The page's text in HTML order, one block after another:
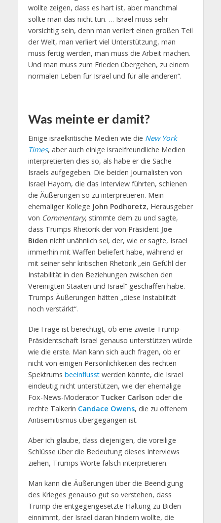
wollte zeigen, dass es hart ist, aber manchmal
sollte man das nicht tun. … Israel muss sehr
vorsichtig sein, denn man verliert einen großen Teil
der Welt, man verliert viel Unterstützung, man
muss fertig werden, man muss die Arbeit machen.
Und man muss zum Frieden übergehen, zu einem
normalen Leben für Israel und für alle anderen“.
Was meinte er damit?
Einige israelkritische Medien wie die New York
Times, aber auch einige israelfreundliche Medien
interpretierten dies so, als habe er die Sache
Israels aufgegeben. Die beiden Journalisten von
Israel Hayom, die das Interview führten, schienen
die Äußerungen so zu interpretieren. Mein
ehemaliger Kollege John Podhoretz, Herausgeber
von Commentary, stimmte dem zu und sagte,
dass Trumps Rhetorik der von Präsident Joe
Biden nicht unähnlich sei, der, wie er sagte, Israel
immerhin mit Waffen beliefert habe, während er
mit seiner sehr kritischen Rhetorik „ein Gefühl der
Instabilität in den Beziehungen zwischen den
Vereinigten Staaten und Israel“ geschaffen habe.
Trumps Äußerungen hätten „diese Instabilität
noch verstärkt“.
Die Frage ist berechtigt, ob eine zweite Trump-
Präsidentschaft Israel genauso unterstützen würde
wie die erste. Man kann sich auch fragen, ob er
nicht von einigen Persönlichkeiten des rechten
Spektrums beeinflusstwerden könnte, die Israel
eindeutig nicht unterstützen, wie der ehemalige
Fox-News-Moderator Tucker Carlson oder die
rechte Talkerin Candace Owens, die zu offenem
Antisemitismus übergegangen ist.
Aber ich glaube, dass diejenigen, die voreilige
Schlüsse über die Bedeutung dieses Interviews
ziehen, Trumps Worte falsch interpretieren.
Man kann die Äußerungen über die Beendigung
des Krieges genauso gut so verstehen, dass
Trump die entgegengesetzte Haltung zu Biden
einnimmt, der Israel daran hindern wollte, die